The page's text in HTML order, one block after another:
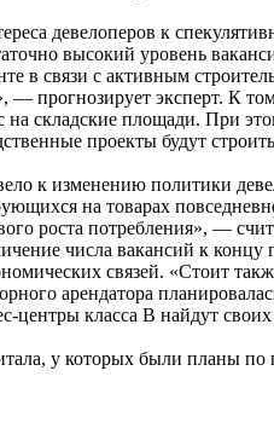
девелоперов к
высокий уровень
в связи с активным
прогнозирует эксперт. К
складские площади. При
проекты будут
к изменению политики
на товарах
роста потребления», —
числа вакансий к концу
связей. «Стоит
арендатора
центры класса B найдут
у которых были планы